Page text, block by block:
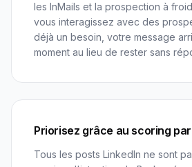
les InMails et la prospection à
vous interagissez avec des
déjà un besoin, votre message
moment au lieu de rester sans
Priorisez grâce au scoring
Tous les posts LinkedIn ne sont